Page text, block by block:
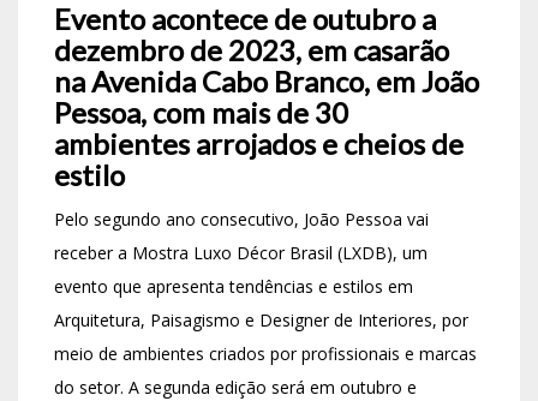
Evento acontece de outubro a
dezembro de 2023, em casarão
na Avenida Cabo Branco, em João
Pessoa, com mais de 30
ambientes arrojados e cheios de
estilo
Pelo segundo ano consecutivo, João Pessoa vai
receber a Mostra Luxo Décor Brasil (LXDB), um
evento que apresenta tendências e estilos em
Arquitetura, Paisagismo e Designer de Interiores, por
meio de ambientes criados por profissionais e marcas
do setor. A segunda edição será em outubro e